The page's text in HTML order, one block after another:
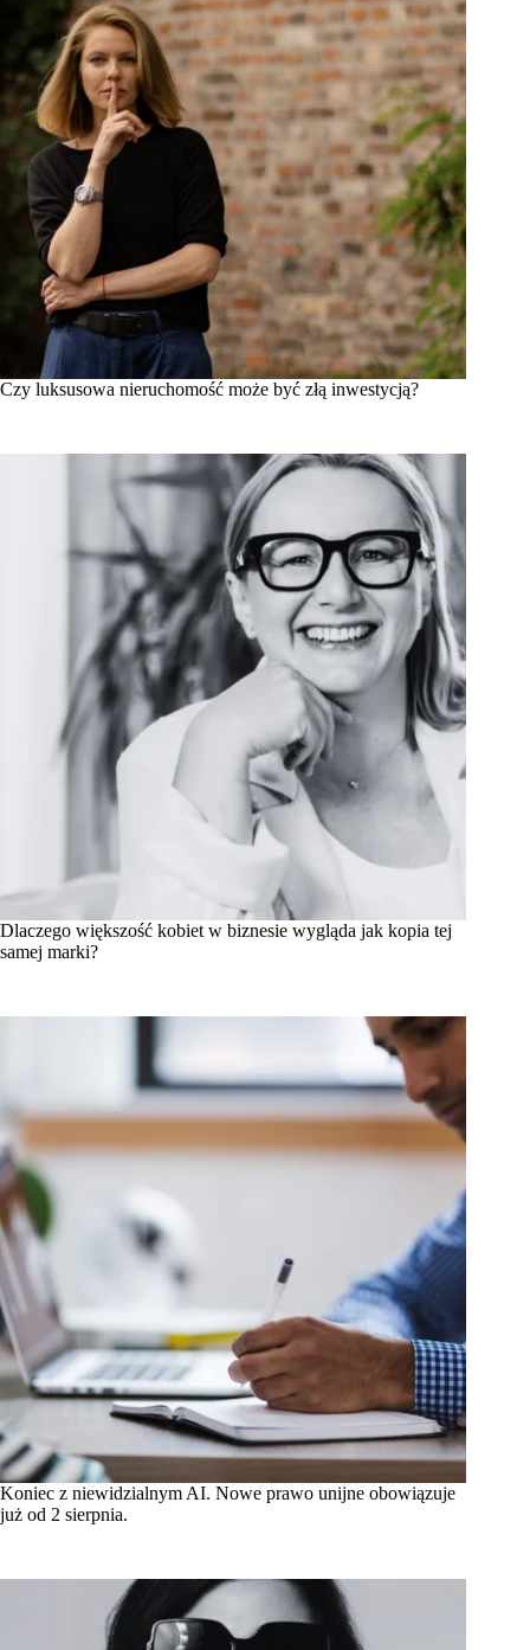
Czy luksusowa nieruchomość może być złą inwestycją?
Dlaczego większość kobiet w biznesie wygląda jak kopia tej
samej marki?
Koniec z niewidzialnym AI. Nowe prawo unijne obowiązuje
już od 2 sierpnia.